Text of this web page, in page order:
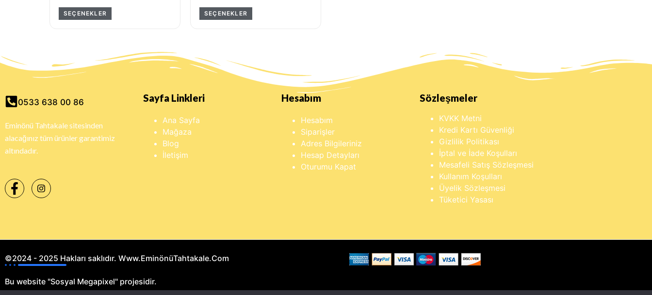
SEÇENEKLER SEÇENEKLER
0533 638 00 86
Eminönü Tahtakale sitesinden
alacağınız tüm ürünler garantimiz
altındadır.
Sayfa Linkleri
Ana Sayfa
Mağaza
Blog
İletişim
Hesabım
Hesabım
Siparişler
Adres Bilgileriniz
Hesap Detayları
Oturumu Kapat
Sözleşmeler
KVKK Metni
Kredi Kartı Güvenliği
Gizlilik Politikası
İptal ve İade Koşulları
Mesafeli Satış Sözleşmesi
Kullanım Koşulları
Üyelik Sözleşmesi
Tüketici Yasası
©2024 - 2025 Hakları saklıdır. Www.EminönüTahtakale.Com
Bu website "Sosyal Megapixel" projesidir.